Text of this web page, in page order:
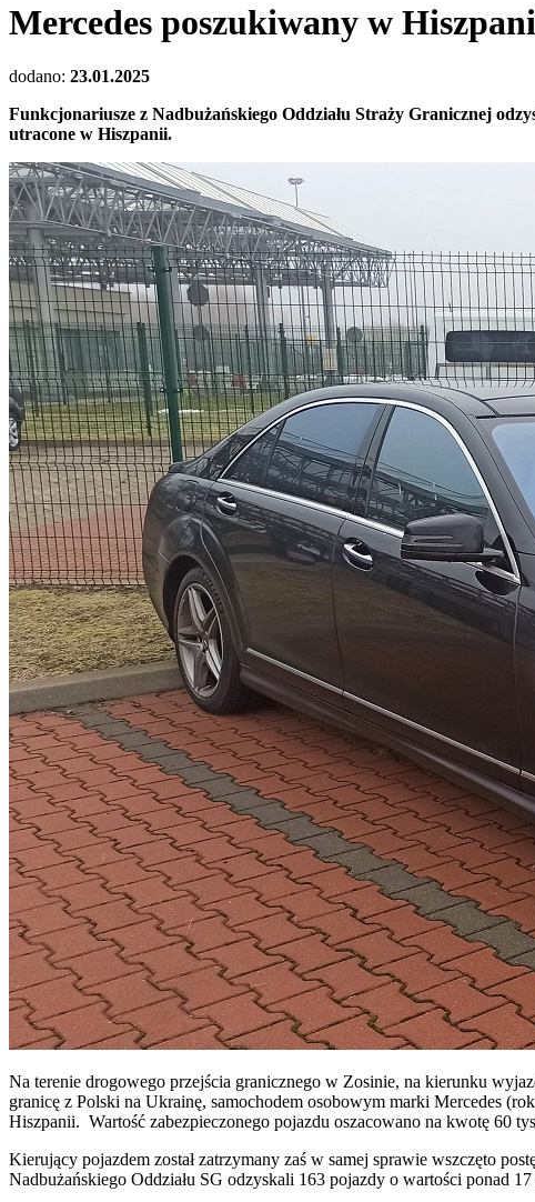
Mercedes poszukiwany w
dodano: 23.01.2025
Funkcjonariusze z Nadbużańskiego Oddziału Straży Granicznej
utracone w Hiszpanii.
Na terenie drogowego przejścia granicznego w Zosinie, na kierunku
granicę z Polski na Ukrainę, samochodem osobowym marki Mercedes
Hiszpanii. Wartość zabezpieczonego pojazdu oszacowano na kwotę 60
Kierujący pojazdem został zatrzymany zaś w samej sprawie wszczęto
Nadbużańskiego Oddziału SG odzyskali 163 pojazdy o wartości ponad 17